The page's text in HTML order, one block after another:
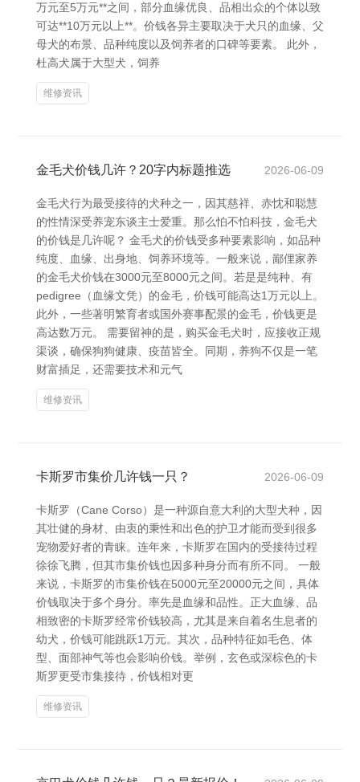
万元至5万元**之间，部分血缘优良、品相出众的个体以致
可达**10万元以上**。价钱各异主要取决于犬只的血缘、父
母犬的布景、品种纯度以及饲养者的口碑等要素。 此外，
杜高犬属于大型犬，饲养
维修资讯
金毛犬价钱几许？20字内标题推选 2026-06-09
金毛犬行为最受接待的犬种之一，因其慈祥、赤忱和聪慧
的性情深受养宠东谈主士爱重。那么怕不怕科技，金毛犬
的价钱是几许呢？ 金毛犬的价钱受多种要素影响，如品种
纯度、血缘、出身地、饲养环境等。一般来说，鄙俚家养
的金毛犬价钱在3000元至8000元之间。若是是纯种、有
pedigree（血缘文凭）的金毛，价钱可能高达1万元以上。
此外，一些著明繁育者或国外赛事配景的金毛，价钱更是
高达数万元。 需要留神的是，购买金毛犬时，应接收正规
渠谈，确保狗狗健康、疫苗皆全。同期，养狗不仅是一笔
财富插足，还需要技术和元气
维修资讯
卡斯罗市集价几许钱一只？ 2026-06-09
卡斯罗（Cane Corso）是一种源自意大利的大型犬种，因
其壮健的身材、由衷的秉性和出色的护卫才能而受到很多
宠物爱好者的青睐。连年来，卡斯罗在国内的受接待过程
徐徐飞腾，但其市集价钱也因多种身分而有所不同。 一般
来说，卡斯罗的市集价钱在5000元至20000元之间，具体
价钱取决于多个身分。率先是血缘和品性。正大血缘、品
相致密的卡斯罗经常价钱较高，尤其是来自着名生息者的
幼犬，价钱可能跳跃1万元。其次，品种特征如毛色、体
型、面部神气等也会影响价钱。举例，玄色或深棕色的卡
斯罗更受市集接待，价钱相对更
维修资讯